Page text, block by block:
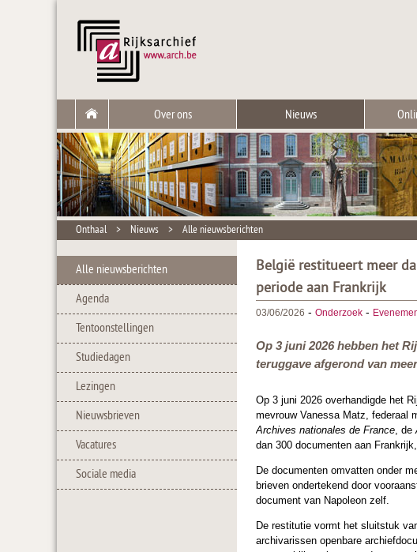
Over ons Nieuws
Onthaal > Nieuws > Alle nieuwsberichten
Alle nieuwsberichten
Agenda
Tentoonstellingen
Studiedagen
Lezingen
Nieuwsbrieven
Vacatures
Sociale media
België restitueert meer
periode aan Frankrijk
03/06/2026 - Onderzoek -
Op 3 juni 2026 hebben het
teruggave afgerond van
Op 3 juni 2026 overhandigde het
mevrouw Vanessa Matz, federaal
Archives nationales de France, de
dan 300 documenten aan
De documenten omvatten onder
brieven ondertekend door
document van Napoleon zelf.
De restitutie vormt het sluitstuk
archivarissen openbare